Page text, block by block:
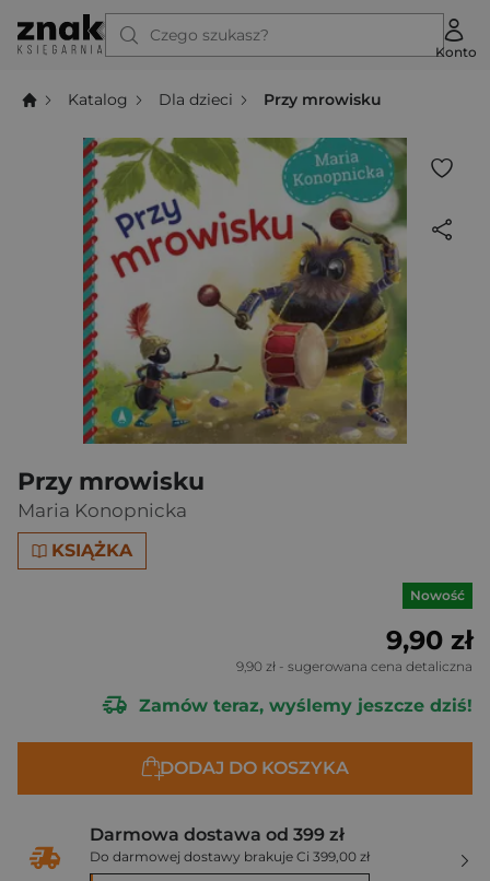
Czego szukasz?
Konto
Katalog Dla dzieci Przy mrowisku
Przy mrowisku
Maria Konopnicka
KSIĄŻKA
Nowość
9,90 zł
9,90 zł - sugerowana cena detaliczna
Zamów teraz, wyślemy jeszcze dziś!
DODAJ DO KOSZYKA
Darmowa dostawa od 399 zł
Do darmowej dostawy brakuje Ci 399,00 zł